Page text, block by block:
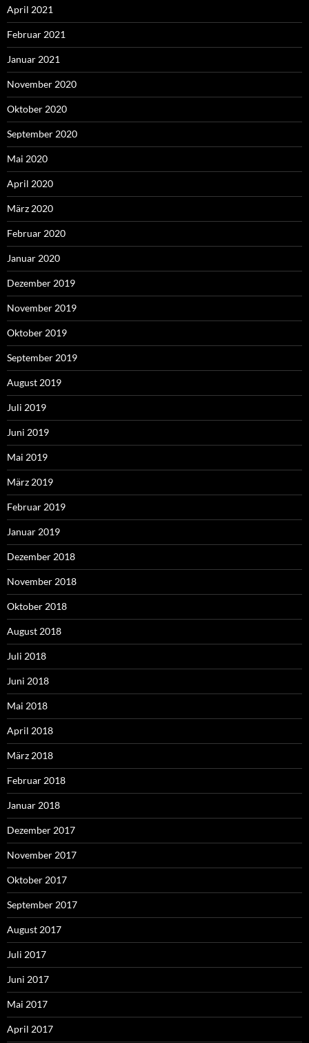
April 2021
Februar 2021
Januar 2021
November 2020
Oktober 2020
September 2020
Mai 2020
April 2020
März 2020
Februar 2020
Januar 2020
Dezember 2019
November 2019
Oktober 2019
September 2019
August 2019
Juli 2019
Juni 2019
Mai 2019
März 2019
Februar 2019
Januar 2019
Dezember 2018
November 2018
Oktober 2018
August 2018
Juli 2018
Juni 2018
Mai 2018
April 2018
März 2018
Februar 2018
Januar 2018
Dezember 2017
November 2017
Oktober 2017
September 2017
August 2017
Juli 2017
Juni 2017
Mai 2017
April 2017